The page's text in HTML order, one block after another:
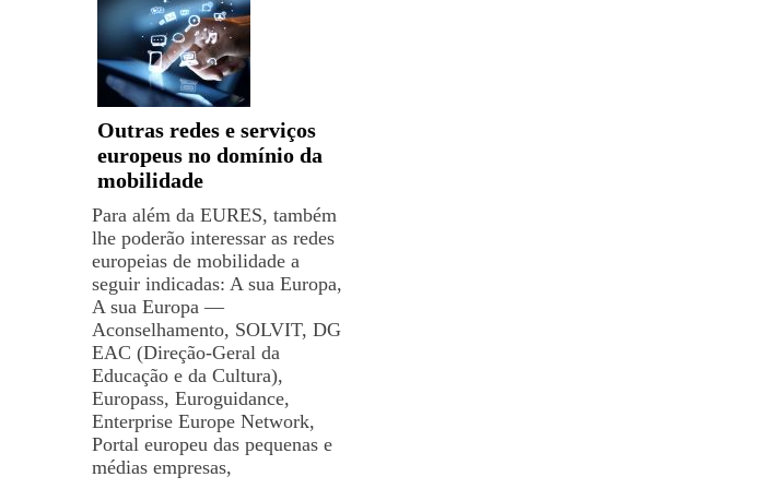
Outras redes e serviços
europeus no domínio da
mobilidade
Para além da EURES, também
lhe poderão interessar as redes
europeias de mobilidade a
seguir indicadas: A sua Europa,
A sua Europa ―
Aconselhamento, SOLVIT, DG
EAC (Direção-Geral da
Educação e da Cultura),
Europass, Euroguidance,
Enterprise Europe Network,
Portal europeu das pequenas e
médias empresas,